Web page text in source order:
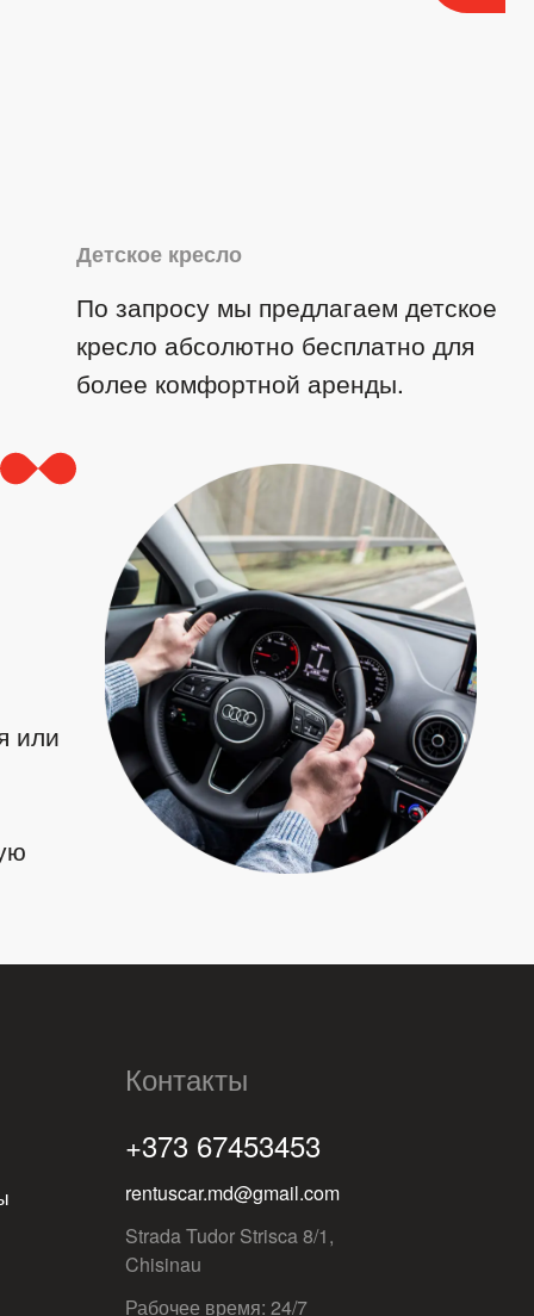
Детское кресло
По запросу мы предлагаем детское
кресло абсолютно бесплатно для
более комфортной аренды.
или
Контакты
+373 67453453
rentuscar.md@gmail.com
Strada Tudor Strisca 8/1,
Chisinau
Рабочее время: 24/7